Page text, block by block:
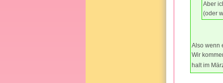
Aber
(oder
Also wenn
Wir
halt im